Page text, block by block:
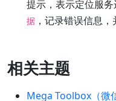
提示，表示定位服
据 ，记录错误信息，
相关主题
Mega Toolbox（微